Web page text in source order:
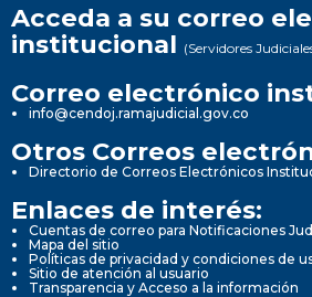
Acceda a su correo
institucional (Servidores
Correo electrónico
info@cendoj.ramajudicial.gov.co
Otros Correos
Directorio de Correos Electrónicos
Enlaces de interés:
Cuentas de correo para Notificaciones
Mapa del sitio
Políticas de privacidad y condiciones de
Sitio de atención al usuario
Transparencia y Acceso a la información